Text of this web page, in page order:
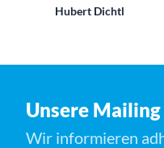
Hubert Dichtl
Unsere
Wir informieren